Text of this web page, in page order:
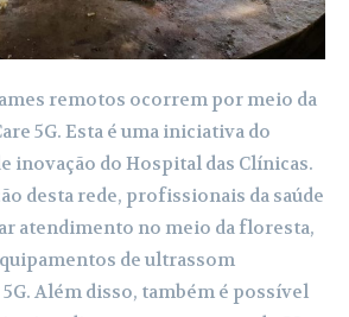
remotos ocorrem por meio da
5G. Esta é uma iniciativa do
inovação do Hospital das Clínicas.
desta rede, profissionais da saúde
atendimento no meio da floresta,
de ultrassom
Além disso, também é possível